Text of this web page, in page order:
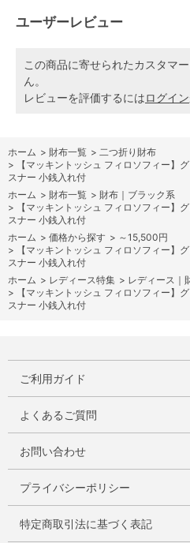
ユーザーレビュー
この商品に寄せられたカスタマ
ん。
レビューを評価するにはログイン
ホーム > 財布一覧 > 二つ折り財布
>
【マッキントッシュ フィロソフィー】
スナー 小銭入れ付
ホーム > 財布一覧 > 財布｜ブラック系
>
【マッキントッシュ フィロソフィー】
スナー 小銭入れ付
ホーム > 価格から探す > ～15,500円
>
【マッキントッシュ フィロソフィー】
スナー 小銭入れ付
ホーム > レディース特集 > レディース｜
>
【マッキントッシュ フィロソフィー】
スナー 小銭入れ付
ご利用ガイド
よくあるご質問
お問い合わせ
プライバシーポリシー
特定商取引法に基づく表記